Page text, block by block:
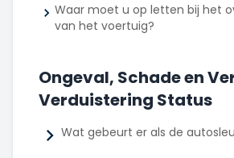
Waar moet u op letten bij het
van het voertuig?
Ongeval, Schade en
Verduistering Status
Wat gebeurt er als de